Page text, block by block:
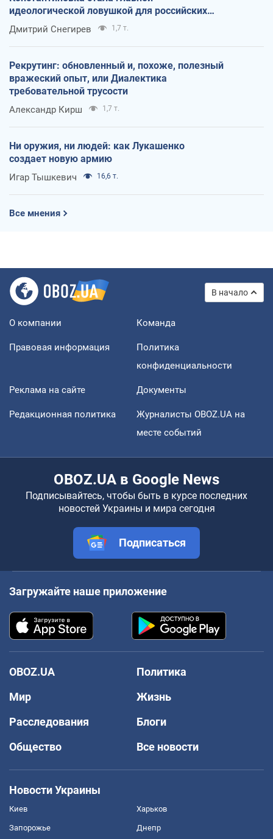
идеологической ловушкой для российских
оккупантов
Дмитрий Снегирев 1,7 т.
Рекрутинг: обновленный и, похоже, полезный
вражеский опыт, или Диалектика
требовательной трусости
Александр Кирш 1,7 т.
Ни оружия, ни людей: как Лукашенко
создает новую армию
Игар Тышкевич 16,6 т.
Все мнения
В начало
О компании Команда
Правовая информация
Политика
конфиденциальности
Реклама на сайте Документы
Редакционная политика
Журналисты OBOZ.UA на
месте событий
OBOZ.UA в Google News
Подписывайтесь, чтобы быть в курсе последних
новостей Украины и мира сегодня
Подписаться
Загружайте наше приложение
OBOZ.UA
Политика
Мир
Жизнь
Расследования
Блоги
Общество
Все новости
Новости Украины
Киев Харьков
Запорожье Днепр